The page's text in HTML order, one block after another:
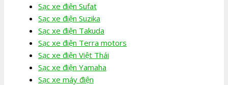
Sạc xe điện Sufat
Sạc xe điện Suzika
Sạc xe điện Takuda
Sạc xe điện Terra motors
Sạc xe điện Việt Thái
Sạc xe điện Yamaha
Sạc xe máy điện